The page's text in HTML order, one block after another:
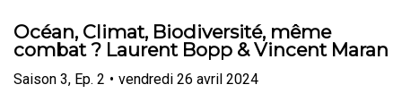
Océan, Climat, Biodiversité, même
combat ? Laurent Bopp & Vincent Maran
Saison 3, Ep. 2 • vendredi 26 avril 2024